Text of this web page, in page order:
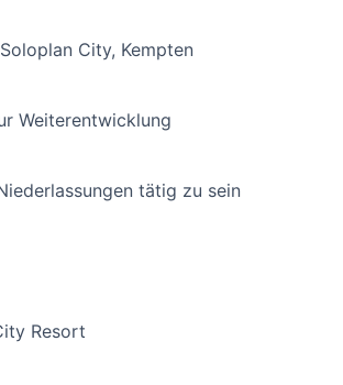
City, Kempten
Weiterentwicklung
tätig zu sein
Resort